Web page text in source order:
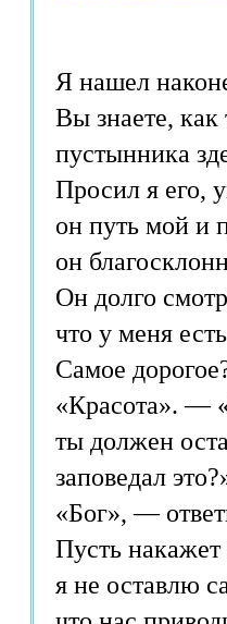
Я нашел
Вы знаете, как
пустынника
Просил я его,
он путь мой и
он
Он долго
что у меня
Самое
«Красота». —
ты должен
заповедал
«Бог», —
Пусть
я не оставлю